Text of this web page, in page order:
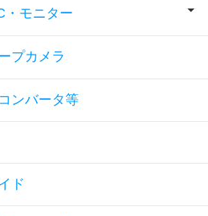
・モニター
プカメラ
ンバータ等
ド